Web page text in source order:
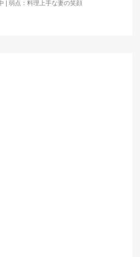
| 弱点：料理上手な妻の笑顔